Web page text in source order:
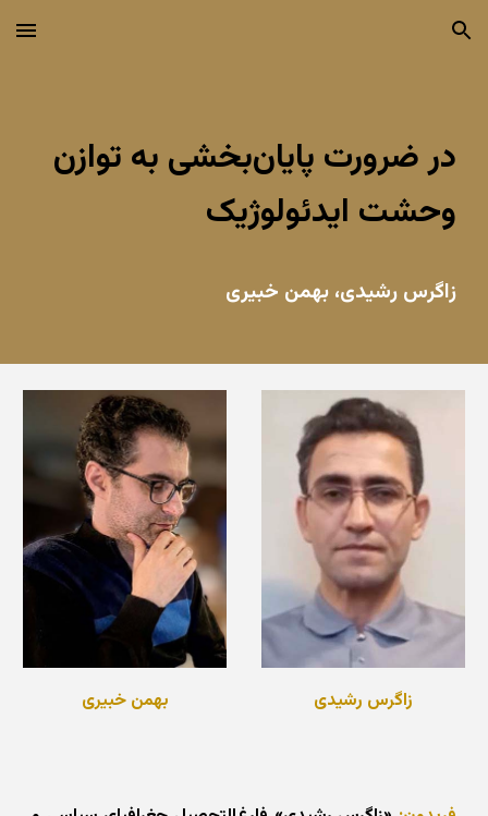
Skip to main content Skip to navigation
در ضرورت پایان‌بخشی به توازن
وحشت ایدئولوژیک
زاگرس رشیدی،بهمن خبیری
بهمن خبیری زاگرس رشیدی